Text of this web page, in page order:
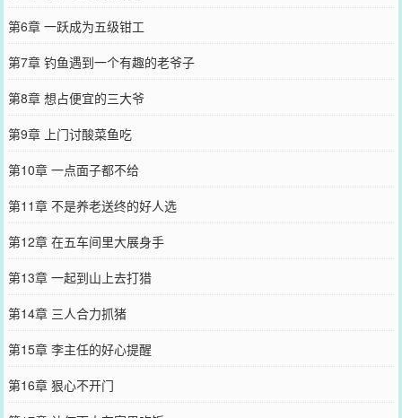
第6章 一跃成为五级钳工
第7章 钓鱼遇到一个有趣的老爷子
第8章 想占便宜的三大爷
第9章 上门讨酸菜鱼吃
第10章 一点面子都不给
第11章 不是养老送终的好人选
第12章 在五车间里大展身手
第13章 一起到山上去打猎
第14章 三人合力抓猪
第15章 李主任的好心提醒
第16章 狠心不开门